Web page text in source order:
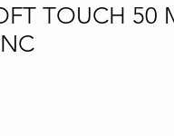
TOUCH 50